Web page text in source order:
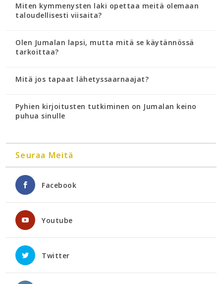
Miten kymmenysten laki opettaa meitä olemaan
taloudellisesti viisaita?
Olen Jumalan lapsi, mutta mitä se käytännössä
tarkoittaa?
Mitä jos tapaat lähetyssaarnaajat?
Pyhien kirjoitusten tutkiminen on Jumalan keino
puhua sinulle
Seuraa Meitä
Facebook
Youtube
Twitter